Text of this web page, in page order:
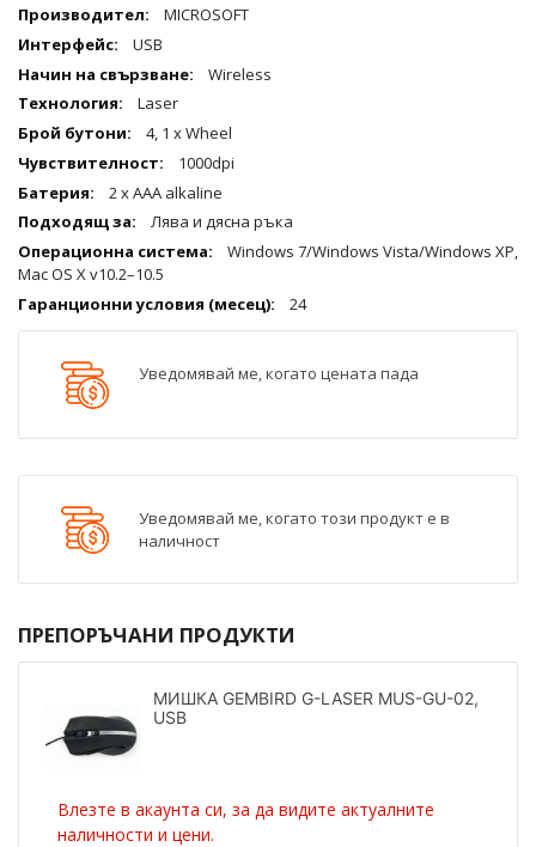
Повече
информация
MICROSOFT
USB
Wireless
Laser
4, 1 x Wheel
1000dpi
2 х ААА alkaline
Лява и дясна ръка
Windows 7/Windows Vista/Windows XP,
Mac OS X v10.2–10.5
24
Уведомявай ме, когато цената пада
Уведомявай ме, когато този продукт е в
наличност
ПРЕПОРЪЧАНИ ПРОДУКТИ
МИШКА GEMBIRD G-LASER MUS-GU-02,
USB
Влезте в акаунта си, за да видите актуалните
наличности и цени.